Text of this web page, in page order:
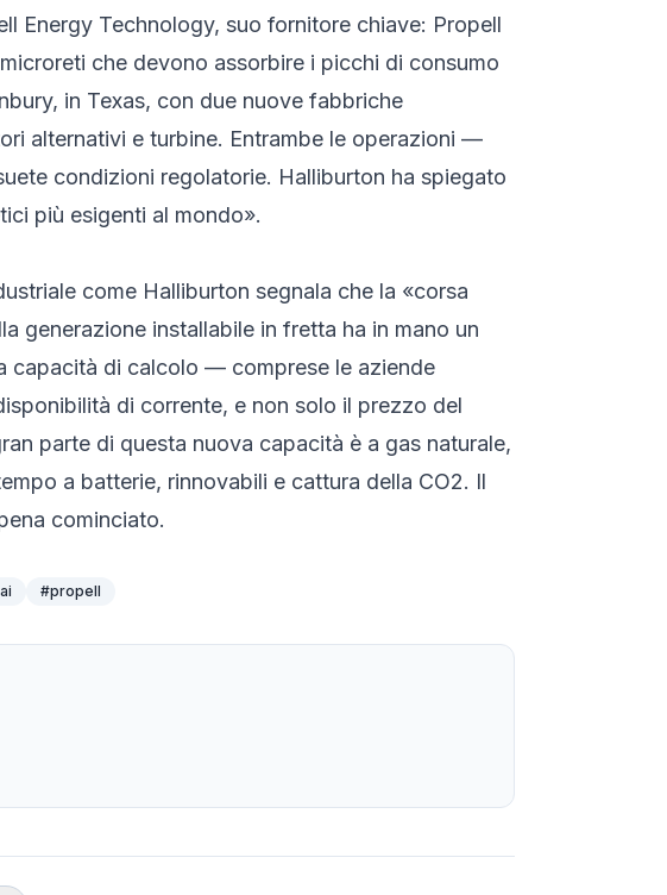
Energy Technology, suo fornitore chiave: Propell
che devono assorbire i picchi di consumo
in Texas, con due nuove fabbriche
alternativi e turbine. Entrambe le operazioni —
condizioni regolatorie. Halliburton ha spiegato
più esigenti al mondo».
come Halliburton segnala che la «corsa
generazione installabile in fretta ha in mano un
capacità di calcolo — comprese le aziende
di corrente, e non solo il prezzo del
parte di questa nuova capacità è a gas naturale,
a batterie, rinnovabili e cattura della CO2. Il
cominciato.
#propell